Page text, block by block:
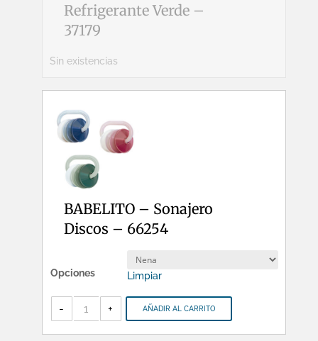
Refrigerante Verde –
37179
Sin existencias
BABELITO – Sonajero
Discos – 66254
Opciones Limpiar
-
BABELITO
Sonajero
cantidad
+ AÑADIR AL CARRITO